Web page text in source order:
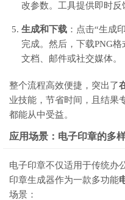
改参数。工具提供即时反
生成和下载 ：点击“生成
完成。然后，下载PNG
文档、邮件或社交媒体。
整个流程高效便捷，突出了
业技能，节省时间，且结果
都能从中受益。
应用场景：电子印章的多
电子印章不仅适用于传统办
印章生成器作为一款多功能
场景：